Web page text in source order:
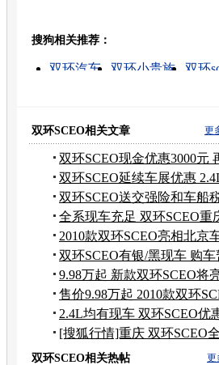
搜狗相关推荐：
双环汽车 双环小贵族 双环
更
双环SCEO相关文章
双环SCEO现金优惠3000元
好礼
双环SCEO延续车展优惠
惠5千
双环SCEO送交强险和车船
现车
全系现车充足 双环SCEO重
千元
2010款双环SCEO亮相北京
元起
双环SCEO有银/黑现车 购车
优惠
9.98万起 新款双环SCEO将
展
售价9.98万起 2010款双环
相
2.4L均有现车 双环SCEO优
千元
[搜狐行情]重庆 双环SCEO
7000元
更
双环SCEO相关热帖